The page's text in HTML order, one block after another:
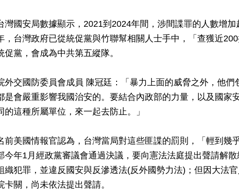
灣國安局數據顯示，2021到2024年間，涉間諜罪的人數增加
，台灣政府已從統促黨與竹聯幫相關人士手中，「查獲近
促黨，會成為中共第五縱隊。
外交國防委員會成員 陳冠廷：「暴力上面的威脅之外，他們
是會嚴重影響我國治安的。要結合內政部的力量，以及國家
的這種所屬單位，來一起去防止。」
前美國情報官認為，台灣當局對這些匪諜的罰則，「輕到幾
今年1月經政黨審議會通過決議，要向憲法法庭提出聲請解
織犯罪，並違反國安與反滲透法(反外國勢力法)；但因大法
卡關，尚未依法提出聲請。